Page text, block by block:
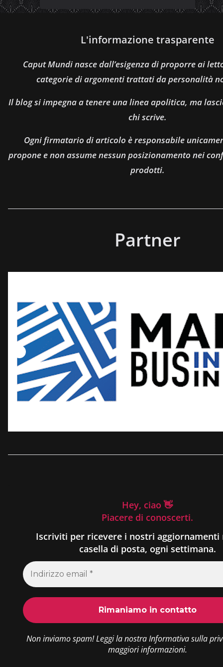
L'informazione trasparente
Caput Mundi nasce dall’esigenza di proporre ai
categorie di argomenti trattati da personalità
Il blog si impegna a tenere una linea apolitica, ma
chi scrive.
Ogni firmatario di articolo è responsabile
propone e non assume nessun posizionamento nei
prodotti.
Partner
Hey, ciao 👋
Piacere di conoscerti.
Iscriviti per ricevere i nostri aggiornamenti
casella di posta, ogni settimana.
Non inviamo spam! Leggi la nostraInformativa sulla
maggiori informazioni.